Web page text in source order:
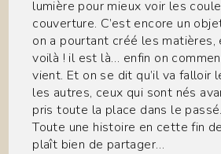
lumière pour mieux voir les
couverture. C’est encore un
on a pourtant créé les matières,
voilà ! il est là… enfin on
vient. Et on se dit qu’il va falloir
les autres, ceux qui sont nés
pris toute la place dans le passé.
Toute une histoire en cette fin
plaît bien de partager…